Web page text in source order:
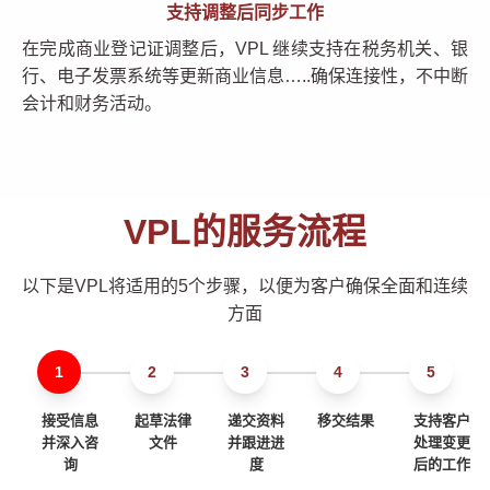
支持调整后同步工作
在完成商业登记证调整后，VPL 继续支持在税务机关、银
行、电子发票系统等更新商业信息…..确保连接性，不中断
会计和财务活动。
VPL的服务流程
以下是VPL将适用的5个步骤，以便为客户确保全面和连续
方面
接受信息
并深入咨
询
起草法律
文件
递交资料
并跟进进
度
移交结果
支持客户
处理变更
后的工作